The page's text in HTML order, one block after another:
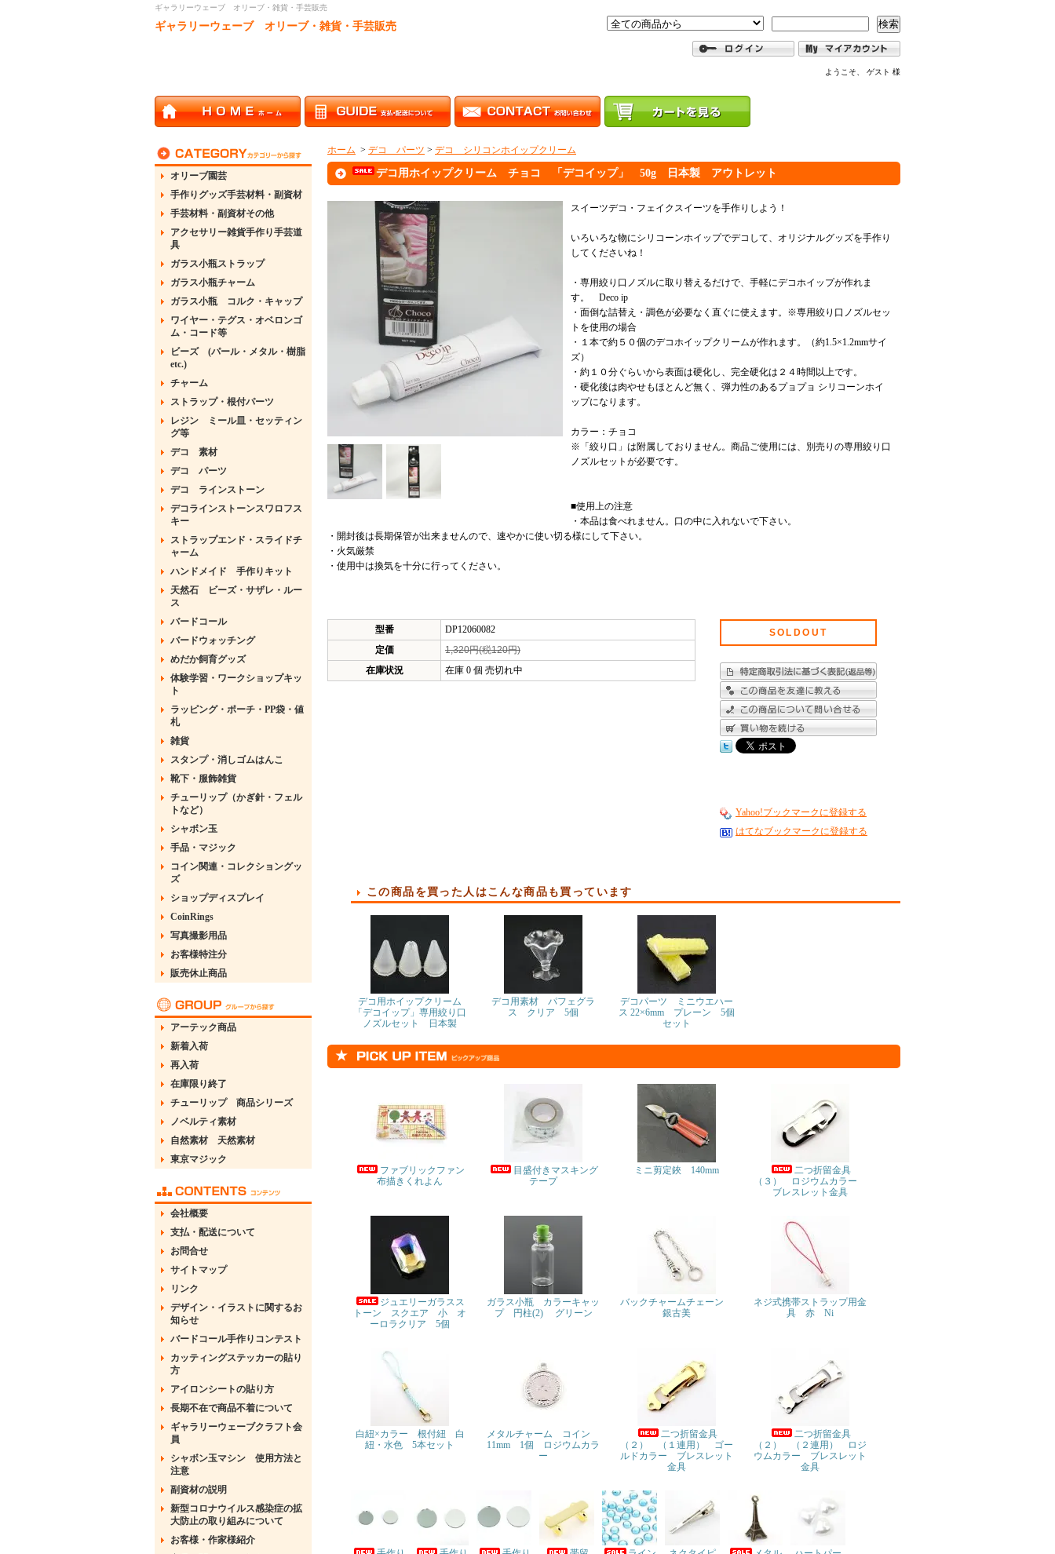
ギャラリーウェーブ オリーブ・雑貨・手芸販売
ギャラリーウェーブ オリーブ・雑貨・手芸販売 検索
ようこそ、 ゲスト 様
オリーブ園芸
手作りグッズ手芸材料・副資材
手芸材料・副資材その他
アクセサリー雑貨手作り手芸道
具
ガラス小瓶ストラップ
ガラス小瓶チャーム
ガラス小瓶 コルク・キャップ
ワイヤー・テグス・オベロンゴ
ム・コード等
ビーズ (パール・メタル・樹脂
etc.)
チャーム
ストラップ・根付パーツ
レジン ミール皿・セッティン
グ等
デコ 素材
デコ パーツ
デコ ラインストーン
デコラインストーンスワロフス
キー
ストラップエンド・スライドチ
ャーム
ハンドメイド 手作りキット
天然石 ビーズ・サザレ・ルー
ス
バードコール
バードウォッチング
めだか飼育グッズ
体験学習・ワークショップキッ
ト
ラッピング・ポーチ・PP袋・値
札
雑貨
スタンプ・消しゴムはんこ
靴下・服飾雑貨
チューリップ（かぎ針・フェル
トなど）
シャボン玉
手品・マジック
コイン関連・コレクショングッ
ズ
ショップディスプレイ
CoinRings
写真撮影用品
お客様特注分
販売休止商品
アーテック商品
新着入荷
再入荷
在庫限り終了
チューリップ 商品シリーズ
ノベルティ素材
自然素材 天然素材
東京マジック
会社概要
支払・配送について
お問合せ
サイトマップ
リンク
デザイン・イラストに関するお
知らせ
バードコール手作りコンテスト
カッティングステッカーの貼り
方
アイロンシートの貼り方
長期不在で商品不着について
ギャラリーウェーブクラフト会
員
シャボン玉マシン 使用方法と
注意
副資材の説明
新型コロナウイルス感染症の拡
大防止の取り組みについて
お客様・作家様紹介
ホーム > デコ パーツ > デコ シリコンホイップクリーム
デコ用ホイップクリーム チョコ 「デコイップ」 50g 日本製 アウトレット
スイーツデコ・フェイクスイーツを手作りしよう！
いろいろな物にシリコーンホイップでデコして、オリジナルグッズを手作り
してくださいね！
・専用絞り口ノズルに取り替えるだけで、手軽にデコホイップが作れま
す。 Deco ip
・面倒な詰替え・調色が必要なく直ぐに使えます。※専用絞り口ノズルセッ
トを使用の場合
・１本で約５０個のデコホイップクリームが作れます。（約1.5×1.2mmサイ
ズ）
・約１０分ぐらいから表面は硬化し、完全硬化は２４時間以上です。
・硬化後は肉やせもほとんど無く、弾力性のあるプョプョ シリコーンホイ
ップになります。
カラー：チョコ
※「絞り口」は附属しておりません。商品ご使用には、別売りの専用絞り口
ノズルセットが必要です。
■使用上の注意
・本品は食べれません。口の中に入れないで下さい。
・開封後は長期保管が出来ませんので、速やかに使い切る様にして下さい。
・火気厳禁
・使用中は換気を十分に行ってください。
型番
DP12060082
定価
1,320円(税120円)
在庫状況
在庫 0 個 売切れ中
SOLDOUT
Yahoo!ブックマークに登録する
はてなブックマークに登録する
この商品を買った人はこんな商品も買っています
デコ用ホイップクリーム
「デコイップ」専用絞り口
ノズルセット 日本製
デコ用素材 パフェグラ
ス クリア 5個
デコパーツ ミニウエハー
ス 22×6mm プレーン 5個
セット
ファブリックファン
布描きくれよん
目盛付きマスキング
テープ
ミニ剪定鋏 140mm
二つ折留金具
（３） ロジウムカラー
ブレスレット金具
ジュエリーガラスス
トーン スクエア 小 オ
ーロラクリア 5個
ガラス小瓶 カラーキャッ
プ 円柱(2) グリーン
バックチャームチェーン
銀古美
ネジ式携帯ストラップ用金
具 赤 Ni
白紐×カラー 根付紐 白
紐・水色 5本セット
メタルチャーム コイン
11mm 1個 ロジウムカラ
ー
二つ折留金具
（２） （１連用） ゴー
ルドカラー ブレスレット
金具
二つ折留金具
（２） （２連用） ロジ
ウムカラー ブレスレット
金具